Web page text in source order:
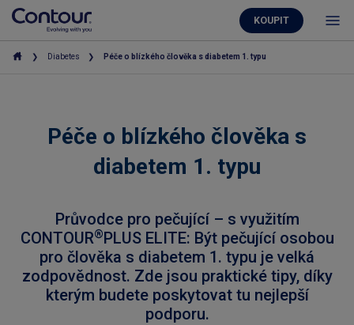
KOUPIT
Diabetes Péče o blízkého člověka s diabetem 1. typu
Péče o blízkého člověka s
diabetem 1. typu
Průvodce pro pečující – s využitím
CONTOUR® PLUS ELITE: Být pečující osobou
pro člověka s diabetem 1. typu je velká
zodpovědnost. Zde jsou praktické tipy, díky
kterým budete poskytovat tu nejlepší
podporu.